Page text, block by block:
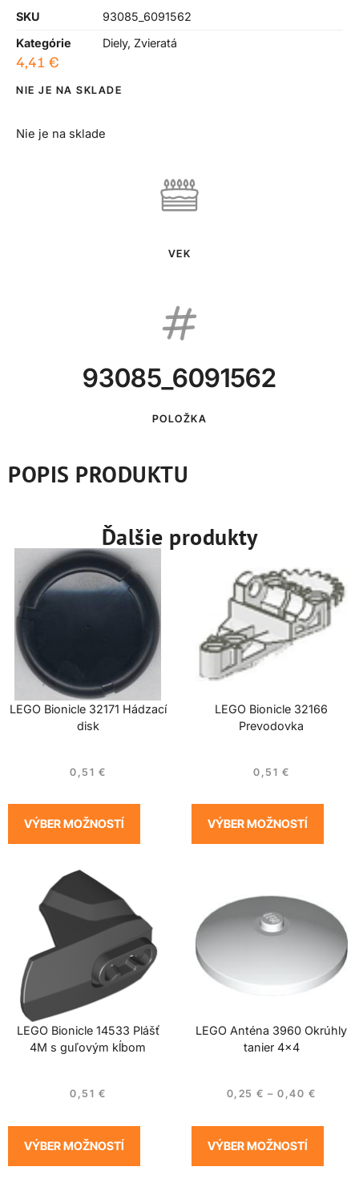
SKU
93085_6091562
Kategórie
Diely, Zvieratá
4,41 €
NIE JE NA SKLADE
Nie je na sklade
VEK
93085_6091562
POLOŽKA
POPIS PRODUKTU
Ďalšie produkty
LEGO Bionicle 32171 Hádzací
disk
0,51 €
VÝBER MOŽNOSTÍ
LEGO Bionicle 32166
Prevodovka
0,51 €
VÝBER MOŽNOSTÍ
LEGO Bionicle 14533 Plášť
4M s guľovým kĺbom
0,51 €
VÝBER MOŽNOSTÍ
LEGO Anténa 3960 Okrúhly
tanier 4×4
0,25€ – 0,40 €
VÝBER MOŽNOSTÍ